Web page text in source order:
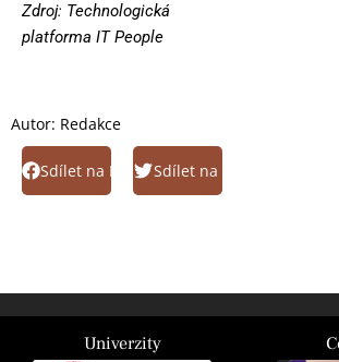
Zdroj: Technologická
platforma IT People
Autor: Redakce
Sdílet na FacebookSdílet na Twitter
Univerzity